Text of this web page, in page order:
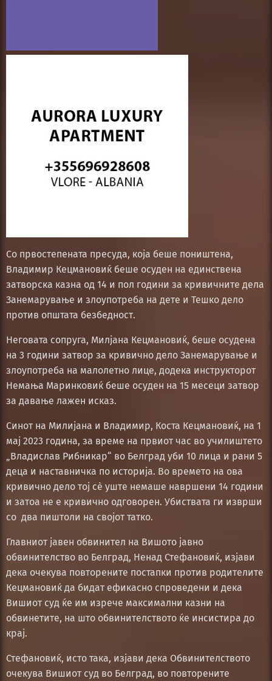
Со првостепената пресуда, која беше поништена,
Владимир Кецмановиќ беше осуден на единствена
затворска казна од 14 и пол години за кривичните дела
Занемарување и злоупотреба на дете и Тешко дело
против општата безбедност.
Неговата сопруга, Милјана Кецмановиќ, беше осудена
на 3 години затвор за кривично дело Занемарување и
злоупотреба на малолетно лице, додека инструкторот
Немања Маринковиќ беше осуден на 15 месеци затвор
за давање лажен исказ.
Синот на Милијана и Владимир, Коста Кецмановиќ, на 1
мај 2023 година, за време на првиот час во училиштето
„Владислав Рибникар“ во Белград уби 10 лица и рани 5
деца и наставничка по историја. Во времето на ова
кривично дело тој сè уште немаше навршени 14 години
и затоа не е кривично одговорен. Убиствата ги изврши
со два пиштоли на својот татко.
Главниот јавен обвинител на Вишото јавно
обвинителство во Белград, Ненад Стефановиќ, изјави
дека очекува повторените постапки против родителите
Кецмановиќ да бидат ефикасно спроведени и дека
Вишиот суд ќе им изрече максимални казни на
обвинетите, на што обвинителството ќе инсистира до
крај.
Стефановиќ, исто така, изјави дека Обвинителството
очекува Вишиот суд во Белград, во повторените